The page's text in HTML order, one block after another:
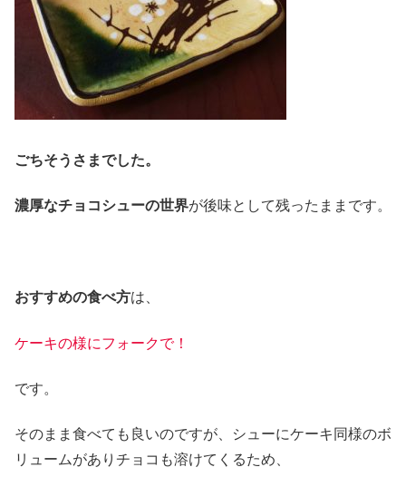
ごちそうさまでした。
濃厚なチョコシューの世界が後味として残ったままです。
おすすめの食べ方は、
ケーキの様にフォークで！
です。
そのまま食べても良いのですが、シューにケーキ同様のボ
リュームがありチョコも溶けてくるため、